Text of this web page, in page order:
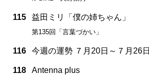
115 益田ミリ「僕の姉ちゃん」
第135回「言葉づかい」
116 今週の運勢 ７月20日～７月26日
118 Antenna plus